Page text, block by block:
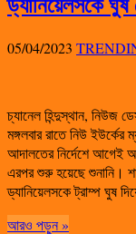
05/04/2023
চ্যানেল হিন্দুস্থান, নিউজ
মঙ্গলবার রাতে নিউ
আদালতের নির্দেশে আগেই
এরপর শুরু হয়েছে শুনানি।
ড্যানিয়েলসকে ট্রাম্প ঘুষ
আরও পড়ুন »